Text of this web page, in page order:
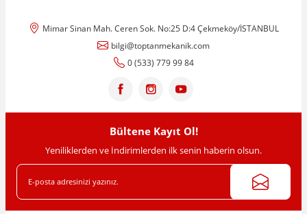
Mimar Sinan Mah. Ceren Sok. No:25 D:4 Çekmeköy/İSTANBUL
bilgi@toptanmekanik.com
0 (533) 779 99 84
Bültene Kayıt Ol!
Yeniliklerden ve İndirimlerden ilk senin haberin olsun.